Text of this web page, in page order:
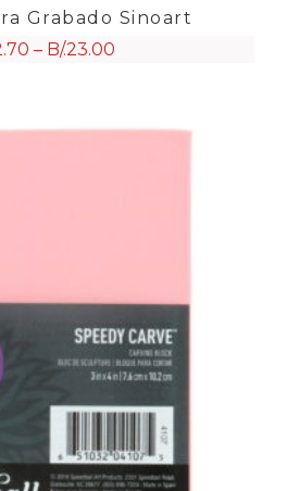
Grabado Sinoart
– B/.23.00